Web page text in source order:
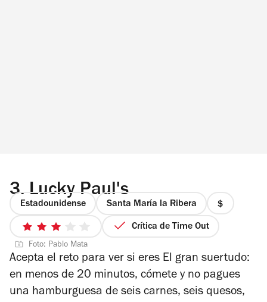
3. Lucky Paul's
Estadounidense Santa María la Ribera
precio
4
3
de
5
estrellas
Crítica de Time Out
Foto: Pablo Mata
Acepta el reto para ver si eres El gran suertudo:
en menos de 20 minutos, cómete y no pagues
una hamburguesa de seis carnes, seis quesos,